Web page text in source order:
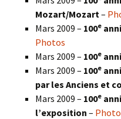
Mozart/Mozart –
Mars 2009 – 100e
Photos
Mars 2009 – 100e
Mars 2009 – 100e
par les Anciens et
Mars 2009 – 100e
l’exposition –